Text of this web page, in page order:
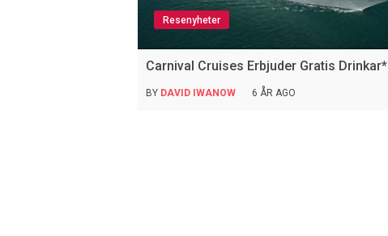
Resenyheter
Carnival Cruises Erbjuder Gratis Drinkar*
BY DAVID IWANOW 6 ÅR AGO